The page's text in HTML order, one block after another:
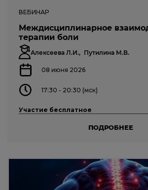
ВЕБИНАР
Междисциплинарное
терапии боли
Алексеева Л.И., Путилина М.В.
08 июня 2026
17:30 - 20:30 (мск)
Участие бесплатное
ПОДРОБНЕЕ